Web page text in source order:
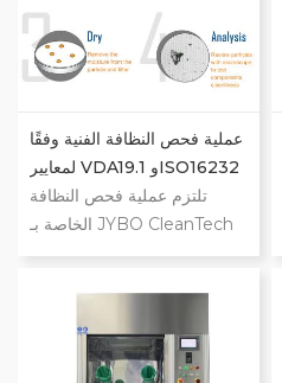
عملية فحص النظافة الفنية وفقًا
لمعايير VDA19.1 وISO16232
تلتزم عملية فحص النظافة
الخاصة بـ JYBO CleanTech
بشكل كامل بمعايير النظافة
الأخرى. يتمتع مختبر النظافة
JYBO CleanTech بالقدرة